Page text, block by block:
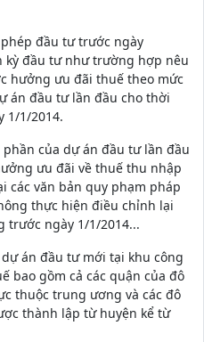
đầu tư trước ngày
kỳ đầu tư như trường hợp nêu
hưởng ưu đãi thuế theo mức
án đầu tư lần đầu cho thời
1/1/2014.
của dự án đầu tư lần đầu
ưu đãi về thuế thu nhập
các văn bản quy phạm pháp
thực hiện điều chỉnh lại
trước ngày 1/1/2014...
án đầu tư mới tại khu công
bao gồm cả các quận của đô
thuộc trung ương và các đô
thành lập từ huyện kể từ